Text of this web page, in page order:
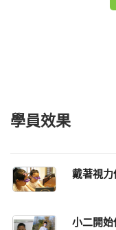
學員效果
戴著視
小二開